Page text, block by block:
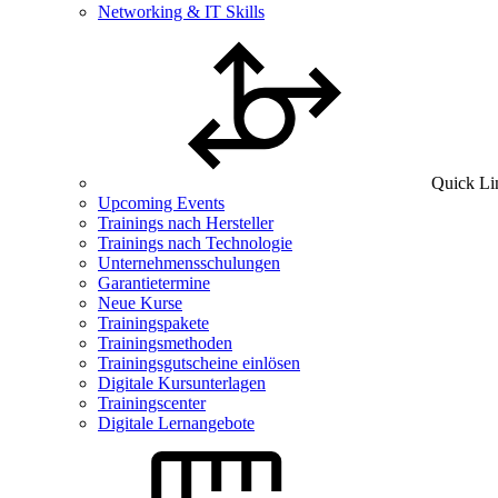
Networking & IT Skills
Quick
Upcoming Events
Trainings nach Hersteller
Trainings nach Technologie
Unternehmensschulungen
Garantietermine
Neue Kurse
Trainingspakete
Trainingsmethoden
Trainingsgutscheine einlösen
Digitale Kursunterlagen
Trainingscenter
Digitale Lernangebote